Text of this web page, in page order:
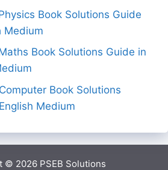
Book Solutions Guide
Medium
Book Solutions Guide in
Book Solutions
Medium
© 2026 PSEB Solutions